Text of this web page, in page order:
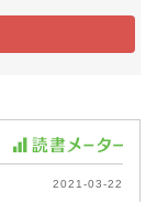
2021-03-22